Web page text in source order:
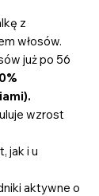
z
włosów.
już po 56
wzrost
jak i u
aktywne o